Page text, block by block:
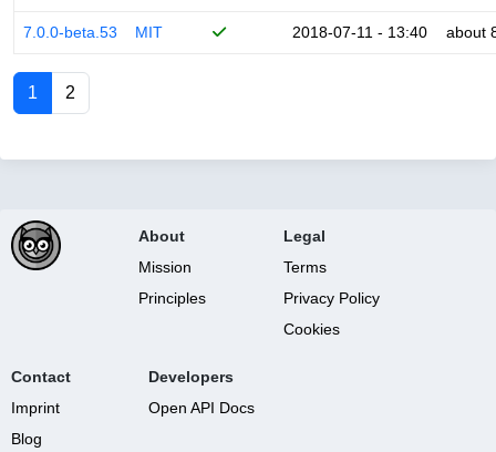
7.0.0-beta.53 MIT 2018-07-11 - 13:40 about
1 2
About
Mission
Principles
Legal
Terms
Privacy Policy
Cookies
Contact
Imprint
Blog
Developers
Open API Docs